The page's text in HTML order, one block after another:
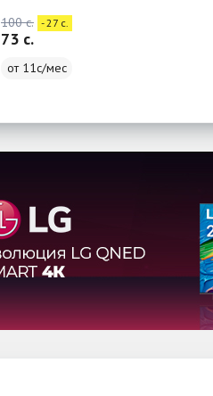
100 c. - 27 c.
73 c.
от 11с/мес